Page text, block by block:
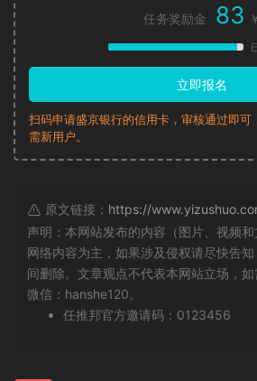
任务奖励金 83
立即报名
扫码申请盛京银行的信用卡，审核通过即可
需新用户。
原文链接： https://
声明：本网站发布的内容（图片、视频
网络内容为主，如果涉及侵权请尽快告
间删除。文章观点不代表本网站立场，如
微信：hanshe120。
任推邦官方邀请码：0123456